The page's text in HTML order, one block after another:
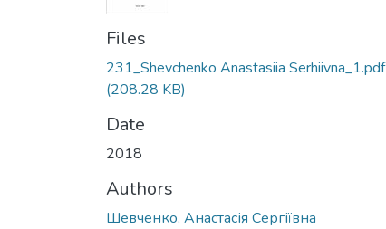
Files
231_Shevchenko Anastasiia Serhiivna_1.pdf
(208.28 KB)
Date
2018
Authors
Шевченко, Анастасія Сергіївна